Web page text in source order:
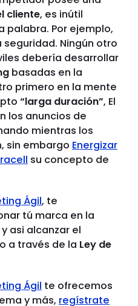
cliente, es inútil
palabra. Por ejemplo,
Ningún otro
debería desarrollar
basadas en la
primero en la mente
“larga duración”, El
los anuncios de
mientras los
sin embargo Energizar
su concepto de
Ágil, te
tú marca en la
asi alcanzar el
a través de la Ley de
Ágil te ofrecemos
y más, regístrate